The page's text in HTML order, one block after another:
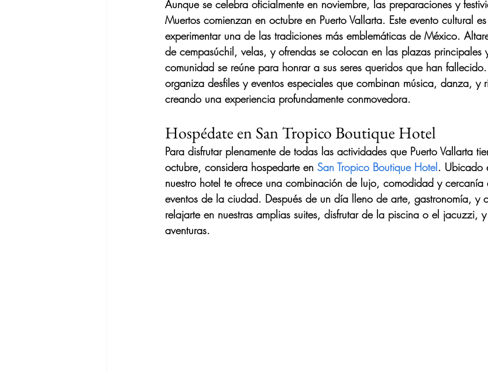
Aunque se celebra oficialmente en noviembre, las preparaciones y
Muertos comienzan en octubre en Puerto Vallarta. Este evento cultural
experimentar una de las tradiciones más emblemáticas de México.
de cempasúchil, velas, y ofrendas se colocan en las plazas principales
comunidad se reúne para honrar a sus seres queridos que han
organiza desfiles y eventos especiales que combinan música, danza, y
creando una experiencia profundamente conmovedora.
Hospédate en San Tropico Boutique Hotel
Para disfrutar plenamente de todas las actividades que Puerto Vallarta
octubre, considera hospedarte en San Tropico Boutique Hotel. Ubicado
nuestro hotel te ofrece una combinación de lujo, comodidad y cercanía
eventos de la ciudad. Después de un día lleno de arte, gastronomía, y
relajarte en nuestras amplias suites, disfrutar de la piscina o el jacuzzi,
aventuras.